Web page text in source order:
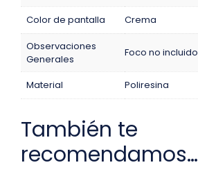
Color de pantalla
Crema
Observaciones
Generales
Foco no incluido
Material Poliresina
También te
recomendamos…